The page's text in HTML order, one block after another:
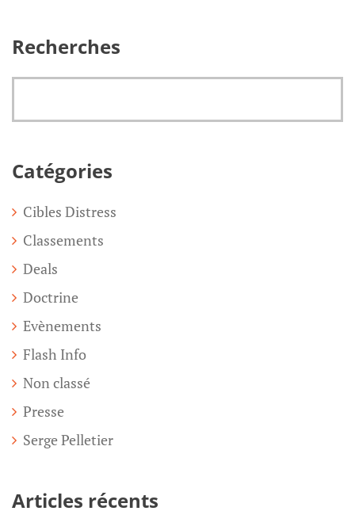
Recherches
Catégories
Cibles Distress
Classements
Deals
Doctrine
Evènements
Flash Info
Non classé
Presse
Serge Pelletier
Articles récents